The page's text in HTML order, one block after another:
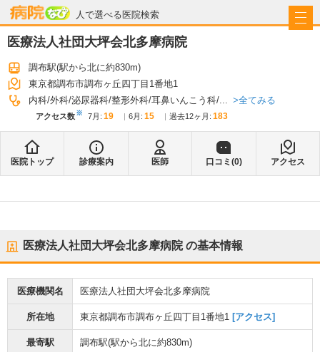
人で選べる医院検索
病院なび
医療法人社団大坪会北多摩病院
調布駅(駅から北に約830m)
東京都調布市調布ヶ丘四丁目1番地1
内科 外科 泌尿器科 整形外科 耳鼻いんこう科 ... 全てみる
アクセス数※ 7月 : 19 6月 : 15 過去12ヶ月: 183
医院トップ 診療案内 医師 口コミ(0) アクセス
医療法人社団大坪会北多摩病院の基本情報
医療機関名 医療法人社団大坪会北多摩病院
所在地 東京都調布市調布ヶ丘四丁目1番地1 [アクセス]
最寄駅 調布駅(駅から北に約830m)